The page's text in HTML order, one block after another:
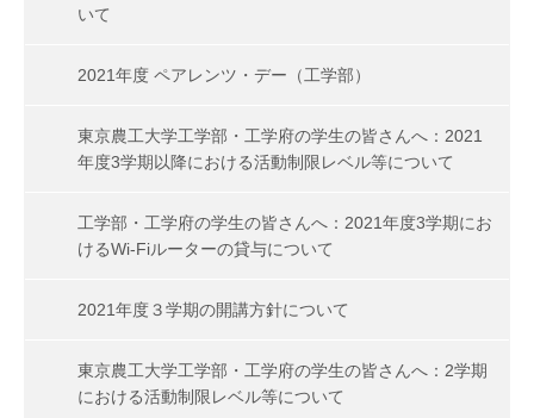
いて
2021年度 ペアレンツ・デー（工学部）
東京農工大学工学部・工学府の学生の皆さんへ：2021
年度3学期以降における活動制限レベル等について
工学部・工学府の学生の皆さんへ：2021年度3学期にお
けるWi-Fiルーターの貸与について
2021年度３学期の開講方針について
東京農工大学工学部・工学府の学生の皆さんへ：2学期
における活動制限レベル等について